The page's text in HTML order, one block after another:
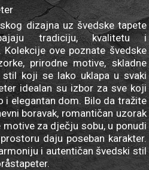
dizajna uz švedske tapete
tradiciju, kvalitetu i
Kolekcije ove poznate švedske
prirodne motive, skladne
koji se lako uklapa u svaki
idealan su izbor za sve koji
i elegantan dom. Bilo da tražite
boravak, romantičan uzorak
za dječju sobu, u ponudi
daju poseban karakter.
i autentičan švedski stil